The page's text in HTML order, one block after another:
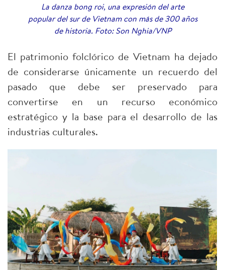
La danza bong roi, una expresión del arte
popular del sur de Vietnam con más de 300 años
de historia. Foto: Son Nghia/VNP
El patrimonio folclórico de Vietnam ha dejado
de considerarse únicamente un recuerdo del
pasado que debe ser preservado para
convertirse en un recurso económico
estratégico y la base para el desarrollo de las
industrias culturales.